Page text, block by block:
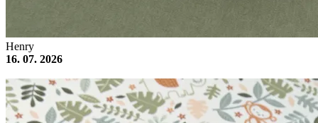
Henry
16. 07. 2026